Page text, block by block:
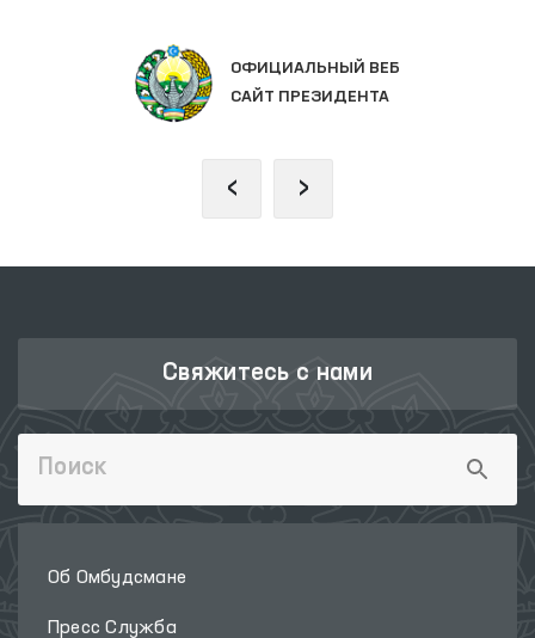
ОФИЦИАЛЬНЫЙ ВЕБ
САЙТ ПРЕЗИДЕНТА
‹ ›
Свяжитесь с нами
Об Омбудсмане
Пресс Служба